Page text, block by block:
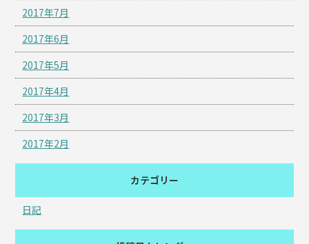
2017年7月
2017年6月
2017年5月
2017年4月
2017年3月
2017年2月
カテゴリー
日記